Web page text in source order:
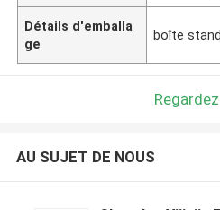
Détails d'emballa
ge
boîte
AU SUJET DE NOUS